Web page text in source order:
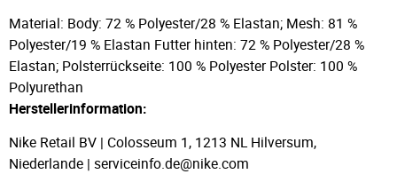
Material: Body: 72 % Polyester/28 % Elastan; Mesh: 81 %
Polyester/19 % Elastan Futter hinten: 72 % Polyester/28 %
Elastan; Polsterrückseite: 100 % Polyester Polster: 100 %
Polyurethan
Herstellerinformation:
Nike Retail BV | Colosseum 1, 1213 NL Hilversum,
Niederlande | serviceinfo.de@nike.com